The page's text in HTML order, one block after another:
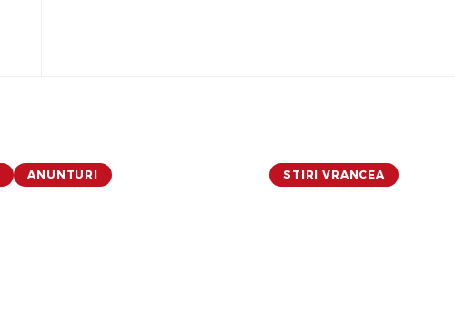
ANUNTURI STIRI VRANCEA